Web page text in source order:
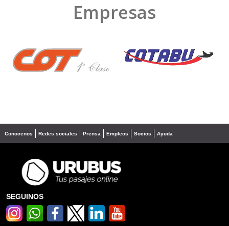
Empresas
❮ ❯
Conocenos Redes sociales Prensa Empleos Socios Ayuda
SEGUINOS